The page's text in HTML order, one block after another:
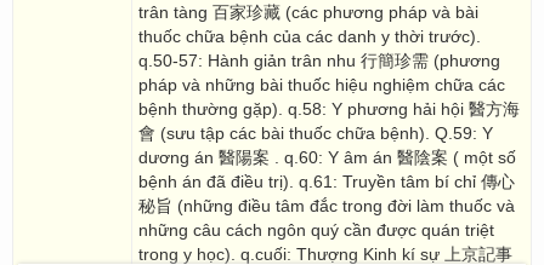
trân tàng 百家珍藏 (các phương pháp và bài
thuốc chữa bệnh của các danh y thời trước).
q.50-57: Hành giản trân nhu 行簡珍需 (phương
pháp và những bài thuốc hiệu nghiệm chữa các
bệnh thường gặp). q.58: Y phương hải hội 醫方海
會 (sưu tập các bài thuốc chữa bệnh). Q.59: Y
dương án 醫陽案 . q.60: Y âm án 醫陰案 ( một số
bệnh án đã điều trị). q.61: Truyền tâm bí chỉ 傳心
秘旨 (những điều tâm đắc trong đời làm thuốc và
những câu cách ngôn quý cần được quán triệt
trong y học). q.cuối: Thượng Kinh kí sự 上京記事